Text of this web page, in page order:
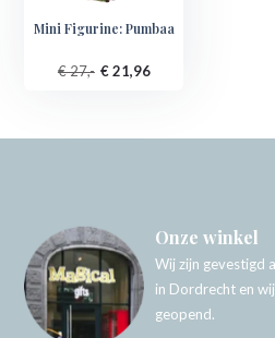
Mini Figurine: Pumbaa
€ 27,- € 21,96
Onze winkel
Wij zijn gevestigd
in Dordrecht en
geopend.